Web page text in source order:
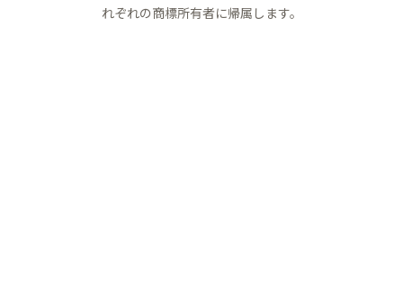
れぞれの商標所有者に帰属します。